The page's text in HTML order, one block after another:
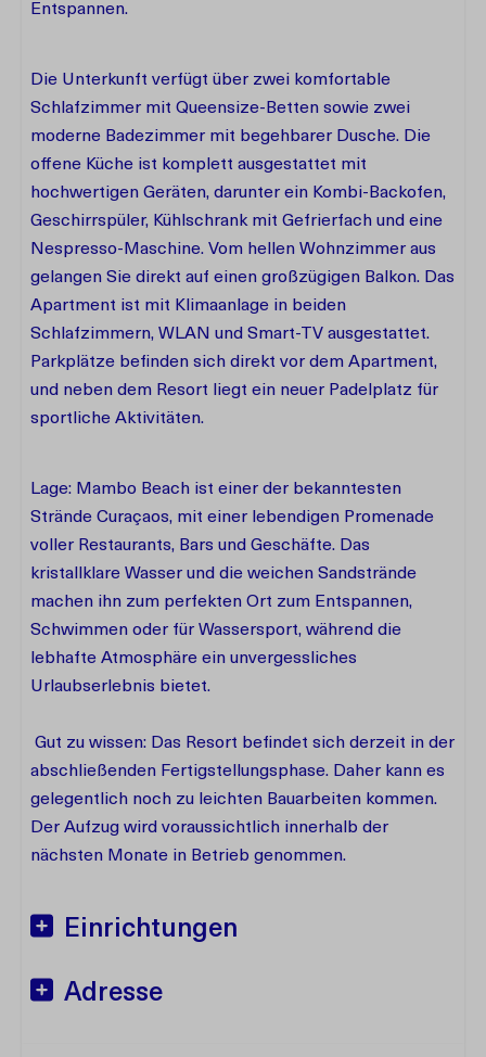
Entspannen.
Die Unterkunft verfügt über zwei komfortable
Schlafzimmer mit Queensize-Betten sowie zwei
moderne Badezimmer mit begehbarer Dusche. Die
offene Küche ist komplett ausgestattet mit
hochwertigen Geräten, darunter ein Kombi-Backofen,
Geschirrspüler, Kühlschrank mit Gefrierfach und eine
Nespresso-Maschine. Vom hellen Wohnzimmer aus
gelangen Sie direkt auf einen großzügigen Balkon. Das
Apartment ist mit Klimaanlage in beiden
Schlafzimmern, WLAN und Smart-TV ausgestattet.
Parkplätze befinden sich direkt vor dem Apartment,
und neben dem Resort liegt ein neuer Padelplatz für
sportliche Aktivitäten.
Lage: Mambo Beach ist einer der bekanntesten
Strände Curaçaos, mit einer lebendigen Promenade
voller Restaurants, Bars und Geschäfte. Das
kristallklare Wasser und die weichen Sandstrände
machen ihn zum perfekten Ort zum Entspannen,
Schwimmen oder für Wassersport, während die
lebhafte Atmosphäre ein unvergessliches
Urlaubserlebnis bietet.
Gut zu wissen: Das Resort befindet sich derzeit in der
abschließenden Fertigstellungsphase. Daher kann es
gelegentlich noch zu leichten Bauarbeiten kommen.
Der Aufzug wird voraussichtlich innerhalb der
nächsten Monate in Betrieb genommen.
Einrichtungen
Adresse